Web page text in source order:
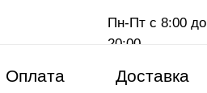
Пн-Пт с 8:00 до
20:00
Доставка
Оплата